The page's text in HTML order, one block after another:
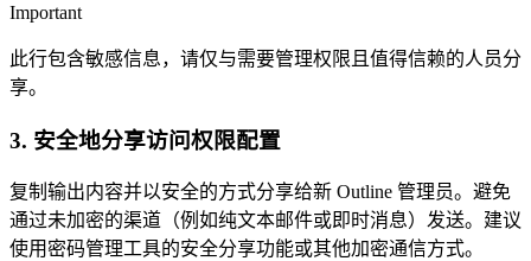
Important
此行包含敏感信息，请仅与需要管理权限且值得信赖的人员分
享。
3. 安全地分享访问权限配置
复制输出内容并以安全的方式分享给新 Outline 管理员。避免
通过未加密的渠道（例如纯文本邮件或即时消息）发送。建议
使用密码管理工具的安全分享功能或其他加密通信方式。